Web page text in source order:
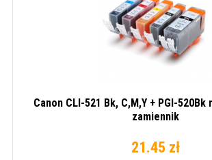
Canon CLI-521 Bk, C,M,Y + PGI-
zamiennik
21.45 zł